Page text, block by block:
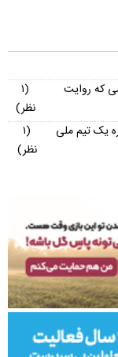
که روایت
(۱
نظر)
یک تیم ملی
(۱
نظر)